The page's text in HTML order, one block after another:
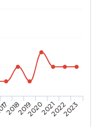
201820192020202120222023